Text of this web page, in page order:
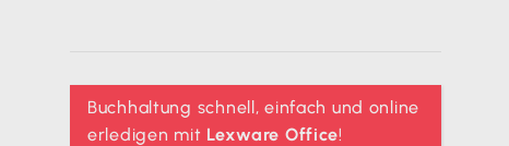
Buchhaltung schnell, einfach und online
erledigen mit Lexware Office!